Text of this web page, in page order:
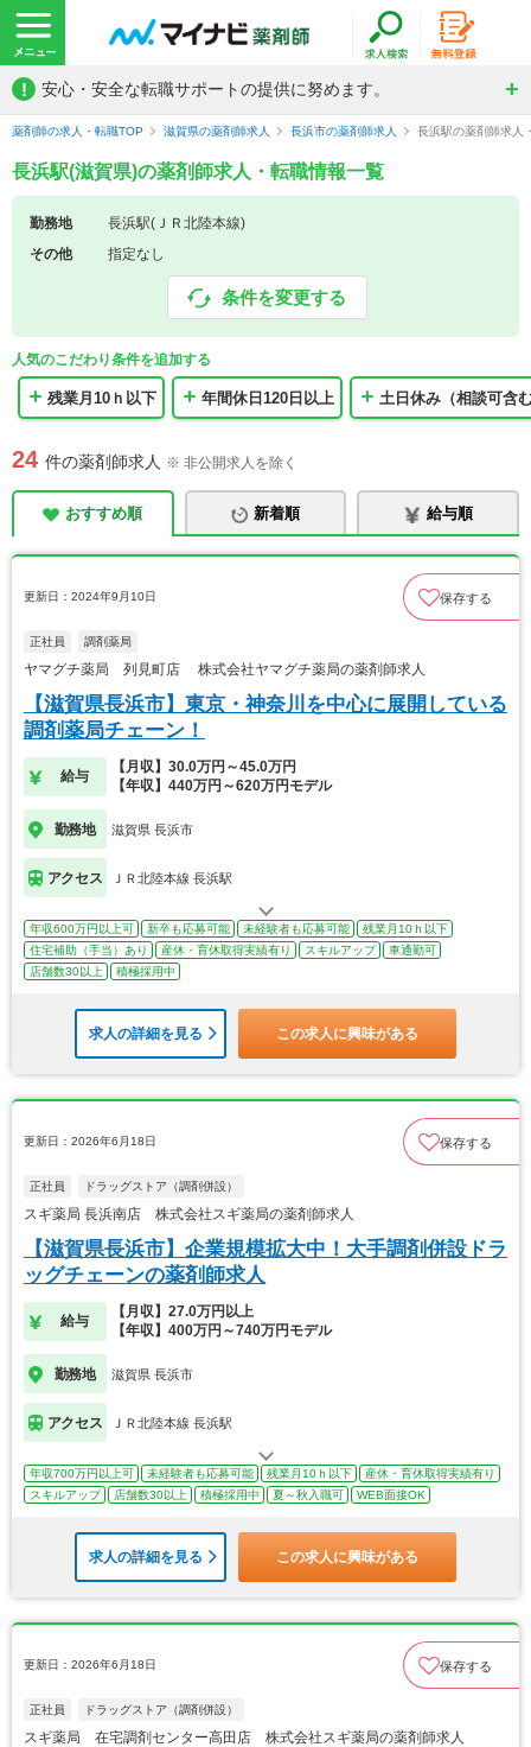
! 安心・安全な転職サポートの提供に努めます。
薬剤師の求人・転職TOP 滋賀県の薬剤師求人 長浜市の薬剤師求人 長浜駅の薬剤師求人
長浜駅(滋賀県)の薬剤師求人・転職情報一覧
勤務地
長浜駅(ＪＲ北陸本線)
その他
指定なし
条件を変更する
人気のこだわり条件を追加する
残業月10ｈ以下 年間休日120日以上 土日休み（相談可含
24 件の薬剤師求人 ※ 非公開求人を除く
おすすめ順 新着順 給与順
更新日：2024年9月10日 保存する
正社員 調剤薬局
ヤマグチ薬局 列見町店 株式会社ヤマグチ薬局の薬剤師求人
【滋賀県長浜市】東京・神奈川を中心に展開している
調剤薬局チェーン！
給与
【月収】30.0万円～45.0万円
【年収】440万円～620万円モデル
勤務地 滋賀県 長浜市
アクセス ＪＲ北陸本線 長浜駅
年収600万円以上可 新卒も応募可能 未経験者も応募可能
残業月10ｈ以下
住宅補助（手当）あり
産休・育休取得実績有り スキルアップ
車通勤可
店舗数30以上
積極採用中
求人の詳細を見る この求人に興味がある
更新日：2026年6月18日 保存する
正社員 ドラッグストア（調剤併設）
スギ薬局 長浜南店 株式会社スギ薬局の薬剤師求人
【滋賀県長浜市】企業規模拡大中！大手調剤併設ドラ
ッグチェーンの薬剤師求人
給与
【月収】27.0万円以上
【年収】400万円～740万円モデル
勤務地 滋賀県 長浜市
アクセス ＪＲ北陸本線 長浜駅
年収700万円以上可 未経験者も応募可能 残業月10ｈ以下
産休・育休取得実績有り
スキルアップ
店舗数30以上 積極採用中 夏～秋入職可 WEB面接OK
求人の詳細を見る この求人に興味がある
更新日：2026年6月18日 保存する
正社員 ドラッグストア（調剤併設）
スギ薬局 在宅調剤センター高田店 株式会社スギ薬局の薬剤師求人